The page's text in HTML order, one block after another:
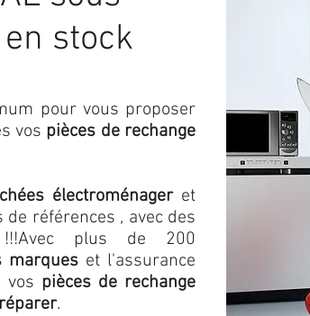
stock
pour vous proposer
vos pièces de rechange
électroménageret
références , avec des
Avec plus de 200
marques et l'assurance
vos pièces de rechange
réparer.